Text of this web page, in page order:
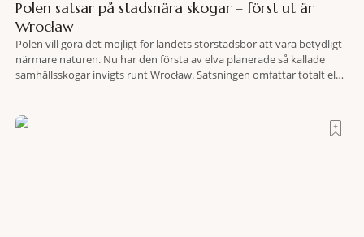
Polen satsar på stadsnära skogar – först ut är
Wrocław
Polen vill göra det möjligt för landets storstadsbor att vara betydligt
närmare naturen. Nu har den första av elva planerade så kallade
samhällsskogar invigts runt Wrocław. Satsningen omfattar totalt elva
fler människor ska kunna promenera, motionera